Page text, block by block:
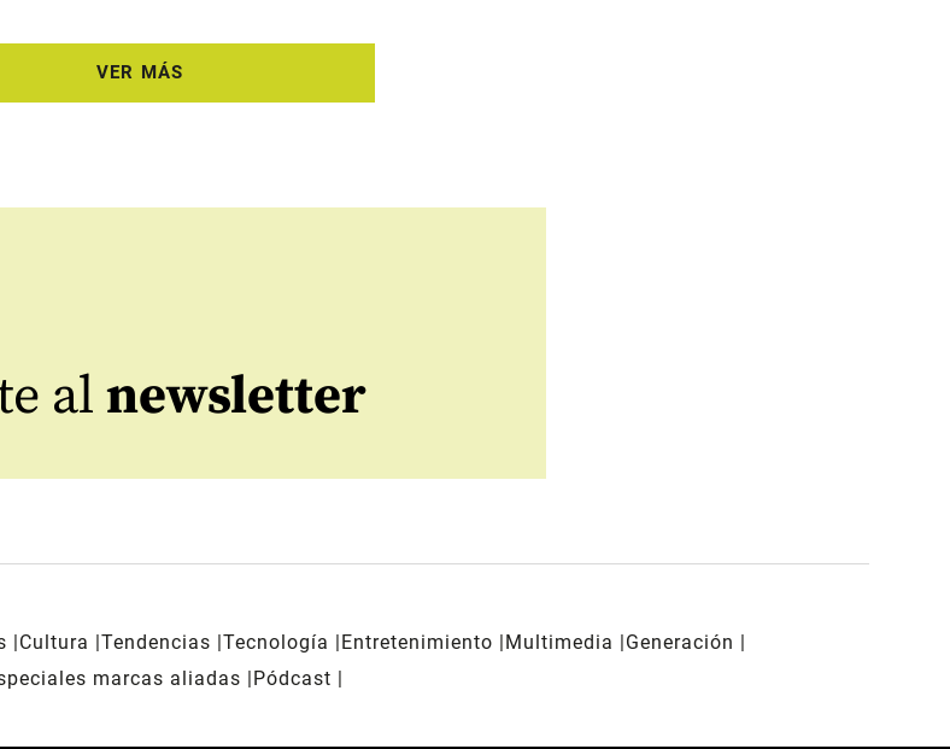
VER MÁS
al newsletter
Cultura Tendencias Tecnología Entretenimiento Multimedia
Generación
marcas aliadas
Pódcast